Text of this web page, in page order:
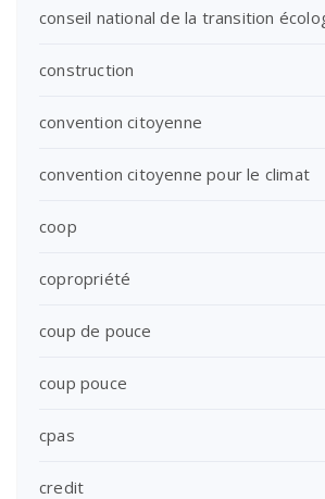
conseil national de la transition
construction
convention citoyenne
convention citoyenne pour le climat
coop
copropriété
coup de pouce
coup pouce
cpas
credit